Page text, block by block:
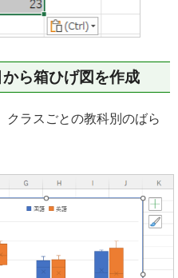
ら箱ひげ図を作成
クラスごとの教科別のばら